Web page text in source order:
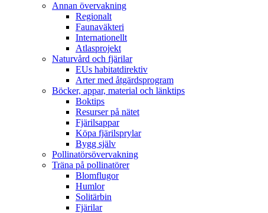
Annan övervakning
Regionalt
Faunaväkteri
Internationellt
Atlasprojekt
Naturvård och fjärilar
EUs habitatdirektiv
Arter med åtgärdsprogram
Böcker, appar, material och länktips
Boktips
Resurser på nätet
Fjärilsappar
Köpa fjärilsprylar
Bygg själv
Pollinatörsövervakning
Träna på pollinatörer
Blomflugor
Humlor
Solitärbin
Fjärilar